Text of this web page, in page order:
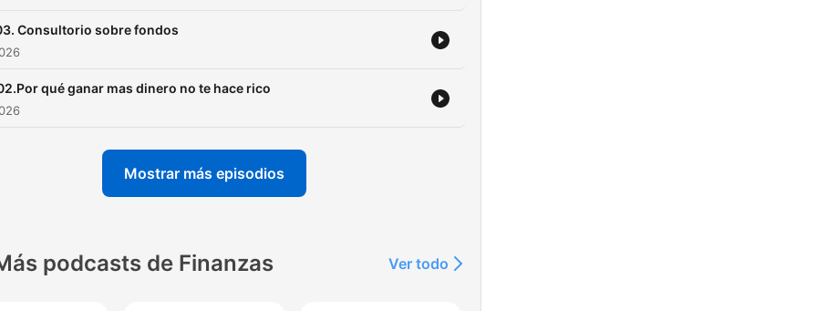
Consultorio sobre fondos
qué ganar mas dinero no te hace rico
Mostrar más episodios
podcasts de Finanzas Ver todo